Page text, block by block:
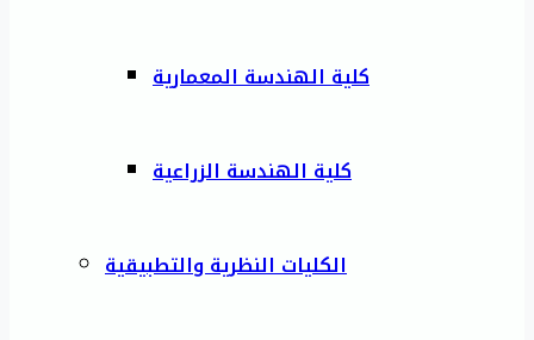
كلية الهندسة المعمارية
كلية الهندسة الزراعية
الكليات النظرية والتطبيقية